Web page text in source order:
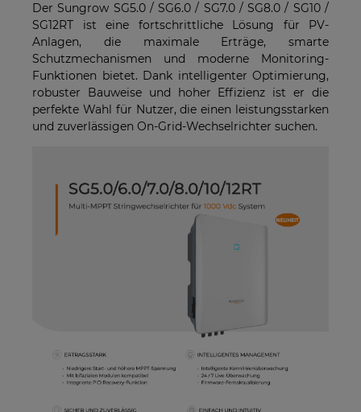
Der Sungrow SG5.0 / SG6.0 / SG7.0 / SG8.0 / SG10 /
SG12RT ist eine fortschrittliche Lösung für PV-
Anlagen, die maximale Erträge, smarte
Schutzmechanismen und moderne Monitoring-
Funktionen bietet. Dank intelligenter Optimierung,
robuster Bauweise und hoher Effizienz ist er die
perfekte Wahl für Nutzer, die einen leistungsstarken
und zuverlässigen On-Grid-Wechselrichter suchen.